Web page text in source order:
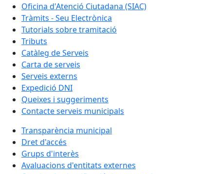
Oficina d'Atenció Ciutadana (SIAC)
Tràmits - Seu Electrònica
Tutorials sobre tramitació
Tributs
Catàleg de Serveis
Carta de serveis
Serveis externs
Expedició DNI
Queixes i suggeriments
Contacte serveis municipals
Transparència municipal
Dret d'accés
Grups d'interès
Avaluacions d'entitats externes